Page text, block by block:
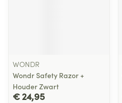
WONDR
Wondr Safety Razor +
Houder Zwart
€ 24,95